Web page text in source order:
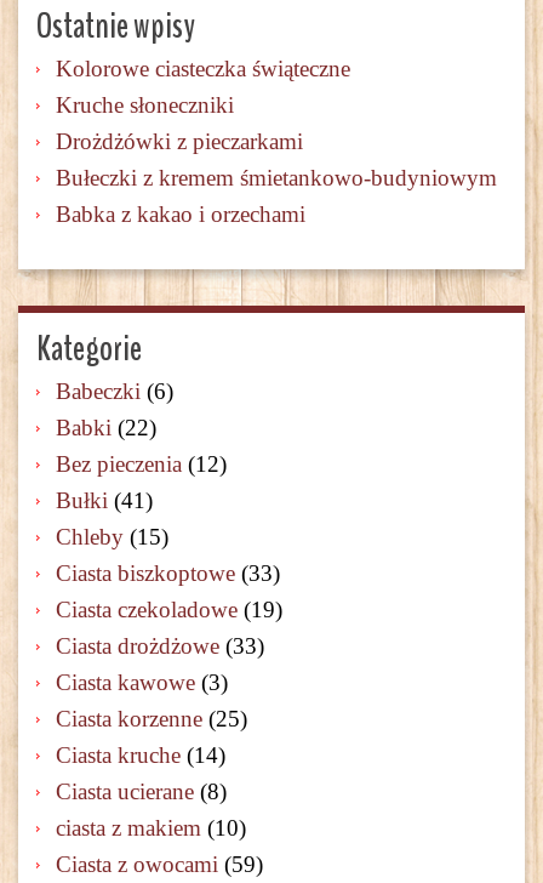
Ostatnie wpisy
Kolorowe ciasteczka świąteczne
Kruche słoneczniki
Drożdżówki z pieczarkami
Bułeczki z kremem śmietankowo-budyniowym
Babka z kakao i orzechami
Kategorie
Babeczki (6)
Babki (22)
Bez pieczenia (12)
Bułki (41)
Chleby (15)
Ciasta biszkoptowe (33)
Ciasta czekoladowe (19)
Ciasta drożdżowe (33)
Ciasta kawowe (3)
Ciasta korzenne (25)
Ciasta kruche (14)
Ciasta ucierane (8)
ciasta z makiem (10)
Ciasta z owocami (59)